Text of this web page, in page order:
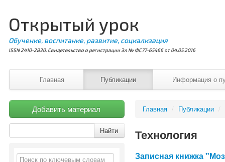
Открытый урок
Обучение, воспитание, развитие, социализация
ISSN 2410-2830. Свидетельство о регистрации Эл № ФС77-65466 от 04.05.2016
Главная Публикации Информация о
Добавить материал
Найти
Главная / Публикации /
Технология
Записная книжка